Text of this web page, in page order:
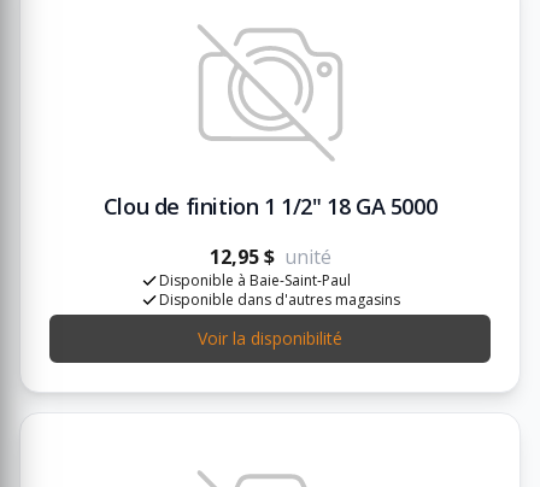
Clou de finition 1 1/2" 18 GA 5000
12,95 $ unité
Disponible à Baie-Saint-Paul
Disponible dans d'autres magasins
Voir la disponibilité